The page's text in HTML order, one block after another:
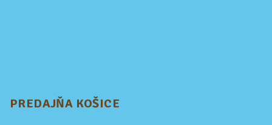
PREDAJŇA KOŠICE